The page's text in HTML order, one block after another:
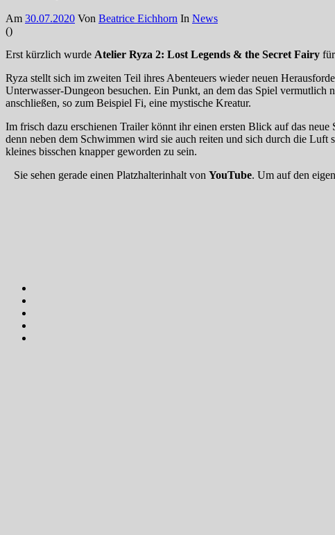
Am 30.07.2020 Von Beatrice Eichhorn In News
()
Erst kürzlich wurde Atelier Ryza 2: Lost Legends & the Secret Fairy
Ryza stellt sich im zweiten Teil ihres Abenteuers wieder neuen
Unterwasser-Dungeon besuchen. Ein Punkt, an dem das Spiel
anschließen, so zum Beispiel Fi, eine mystische Kreatur.
Im frisch dazu erschienen Trailer könnt ihr einen ersten Blick auf das
denn neben dem Schwimmen wird sie auch reiten und sich durch die
kleines bisschen knapper geworden zu sein.
Sie sehen gerade einen Platzhalterinhalt von YouTube. Um auf den